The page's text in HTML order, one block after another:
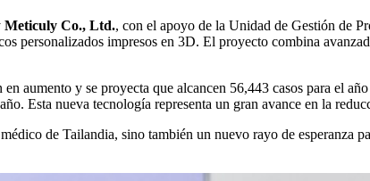
Meticuly Co., Ltd., con el apoyo de la Unidad de Gestión de
personalizados impresos en 3D. El proyecto combina
aumento y se proyecta que alcancen 56,443 casos para el
Esta nueva tecnología representa un gran avance en la
de Tailandia, sino también un nuevo rayo de esperanza